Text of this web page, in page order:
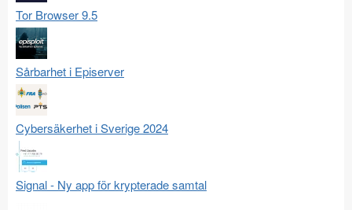
Tor Browser 9.5
Sårbarhet i Episerver
Cybersäkerhet i Sverige 2024
Signal - Ny app för krypterade samtal